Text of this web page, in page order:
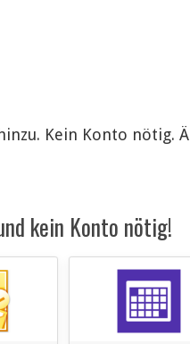
Kein Konto nötig.
kein Konto nötig!